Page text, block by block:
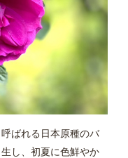
ばれる日本原種のバ
し、初夏に色鮮やか